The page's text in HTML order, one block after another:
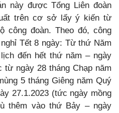
này được Tổng Liên đoàn
trên cơ sở lấy ý kiến từ
công đoàn. Theo đó, công
Tết 8 ngày: Từ thứ Năm
đến hết thứ năm – ngày
ngày 28 tháng Chạp năm
5 tháng Giêng năm Quý
27.1.2023 (tức ngày mồng
thêm vào thứ Bảy – ngày